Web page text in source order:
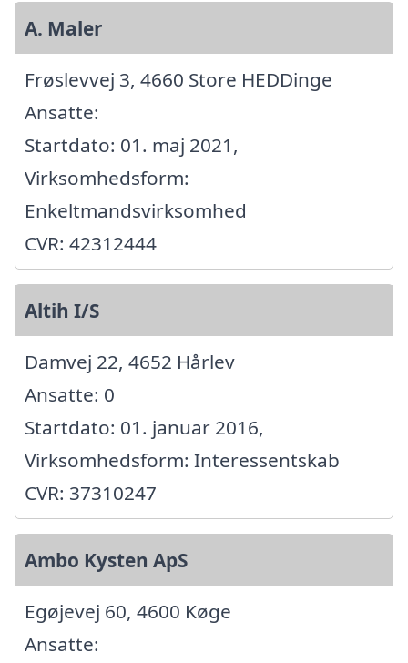
A. Maler
Frøslevvej 3, 4660 Store HEDDinge
Ansatte:
Startdato: 01. maj 2021,
Virksomhedsform:
Enkeltmandsvirksomhed
CVR: 42312444
Altih I/S
Damvej 22, 4652 Hårlev
Ansatte: 0
Startdato: 01. januar 2016,
Virksomhedsform: Interessentskab
CVR: 37310247
Ambo Kysten ApS
Egøjevej 60, 4600 Køge
Ansatte: